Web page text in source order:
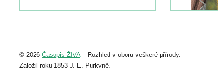
Registrovat se můžete do 6. září.
abstraktu přihlášené přednášky nebo
posteru je už 30. června.
© 2026 Časopis ŽIVA– Rozhled v oboru veškeré přírody.
Založil roku 1853 J. E. Purkyně.